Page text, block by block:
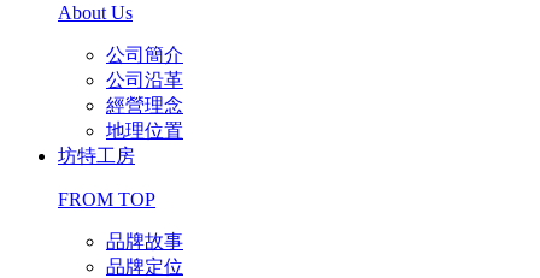
About Us
公司簡介
公司沿革
經營理念
地理位置
坊特工房
FROM TOP
品牌故事
品牌定位